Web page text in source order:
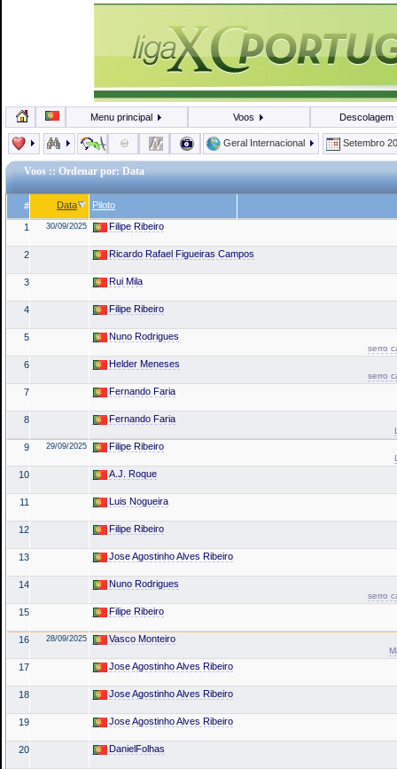
Menu principal Voos Descolagem
Geral Internacional Setembro
Voos :: Ordenar por: Data
# Data Piloto
1 30/09/2025 Filipe Ribeiro
2 Ricardo Rafael Figueiras Campos
3 Rui Mila
4 Filipe Ribeiro
5 Nuno Rodrigues
serro
6 Helder Meneses
serro
7 Fernando Faria
8 Fernando Faria
9 29/09/2025 Filipe Ribeiro
10 A.J. Roque
11 Luis Nogueira
12 Filipe Ribeiro
13 Jose Agostinho Alves Ribeiro
14 Nuno Rodrigues
serro
15 Filipe Ribeiro
16 28/09/2025 Vasco Monteiro
17 Jose Agostinho Alves Ribeiro
18 Jose Agostinho Alves Ribeiro
19 Jose Agostinho Alves Ribeiro
20 DanielFolhas